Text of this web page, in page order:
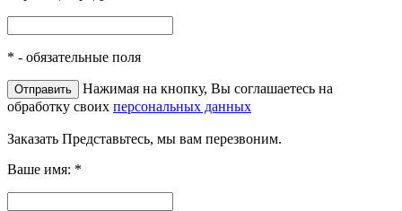
* - обязательные поля
Нажимая на кнопку, Вы соглашаетесь на
обработку своих персональных данных
Заказать Представьтесь, мы вам перезвоним.
Ваше имя: *